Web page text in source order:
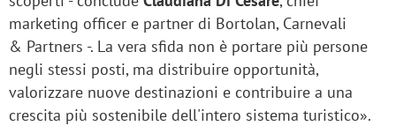
marketing officer e partner di Bortolan, Carnevali
& Partners -. La vera sfida non è portare più persone
negli stessi posti, ma distribuire opportunità,
valorizzare nuove destinazioni e contribuire a una
crescita più sostenibile dell'intero sistema turistico».